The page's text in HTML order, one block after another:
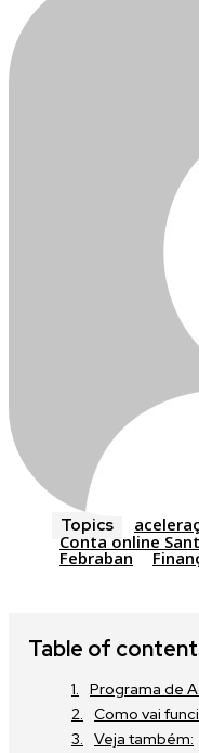
Topics
Conta online
Febraban
Table of
Programa de
Como vai
Veja também: